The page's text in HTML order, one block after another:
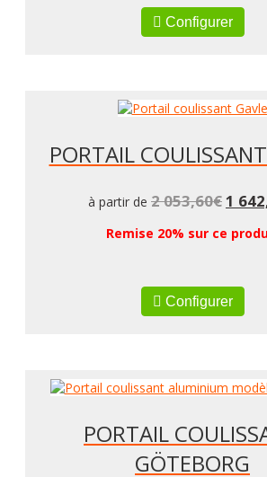
Configurer
PORTAIL
à partir de 2 053,60€1
Remise 20% sur ce
Configurer
PORTAIL
GÖTEBORG